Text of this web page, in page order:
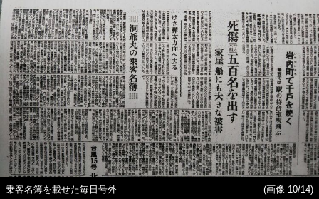
乗客名簿を載せた毎日号外
(画像 10/14)